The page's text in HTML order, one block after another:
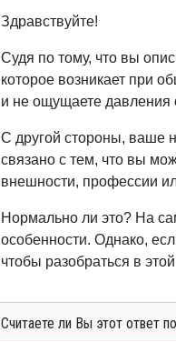
Здравствуйте!
Судя по тому, что вы
которое возникает при
и не ощущаете давления
С другой стороны, ваше
связано с тем, что вы
внешности, профессии
Нормально ли это? На
особенности. Однако,
чтобы разобраться в
Считаете ли Вы этот ответ